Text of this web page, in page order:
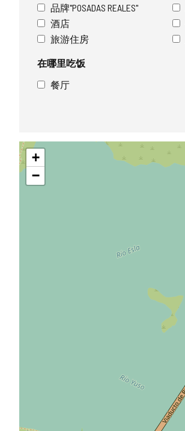
品牌"POSADAS REALES"
酒店
旅游住房
在哪里吃饭
餐厅
跳
过
地
图
+
−